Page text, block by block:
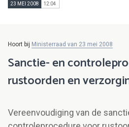
23 MEI 2008 12:04
Hoort bij Ministerraad van 23 mei 2008
Sanctie- en
rustoorden en
Vereenvoudiging van de